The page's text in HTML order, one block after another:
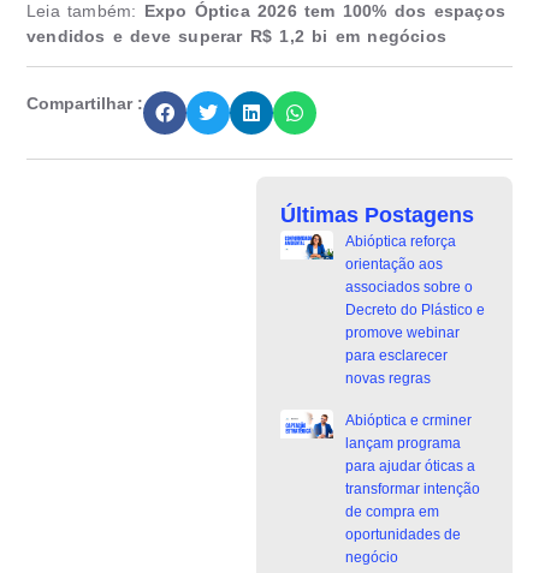
Leia também: Expo Óptica 2026 tem 100% dos espaços
vendidos e deve superar R$ 1,2 bi em negócios
Compartilhar :
Últimas Postagens
Abióptica reforça
orientação aos
associados sobre o
Decreto do Plástico e
promove webinar
para esclarecer
novas regras
Abióptica e crminer
lançam programa
para ajudar óticas a
transformar intenção
de compra em
oportunidades de
negócio